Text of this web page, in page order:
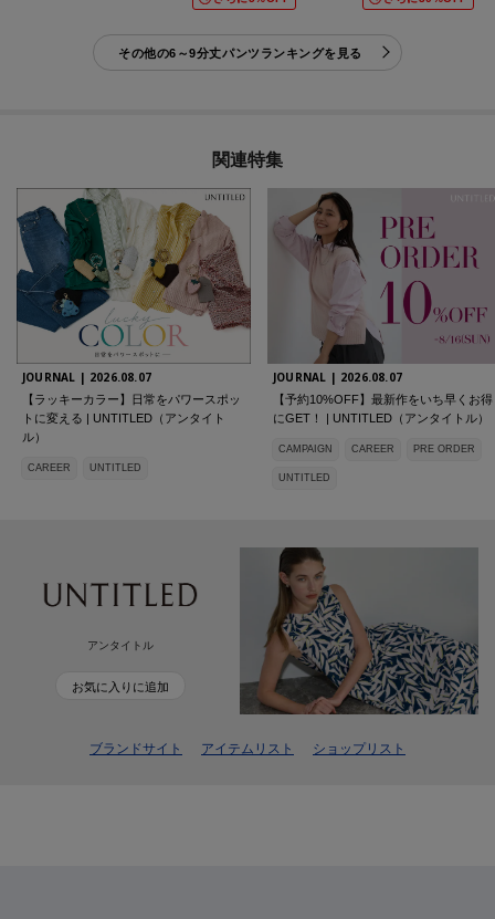
その他の6～9分丈パンツランキングを見る
関連特集
JOURNAL | 2026.08.07
【ラッキーカラー】日常をパワースポッ
トに変える | UNTITLED（アンタイト
ル）
CAREER UNTITLED
JOURNAL | 2026.08.07
【予約10%OFF】最新作をいち早くお得
にGET！ | UNTITLED（アンタイトル）
CAMPAIGN CAREER PRE ORDER
UNTITLED
アンタイトル
お気に入りに追加
ブランドサイト アイテムリスト ショップリスト